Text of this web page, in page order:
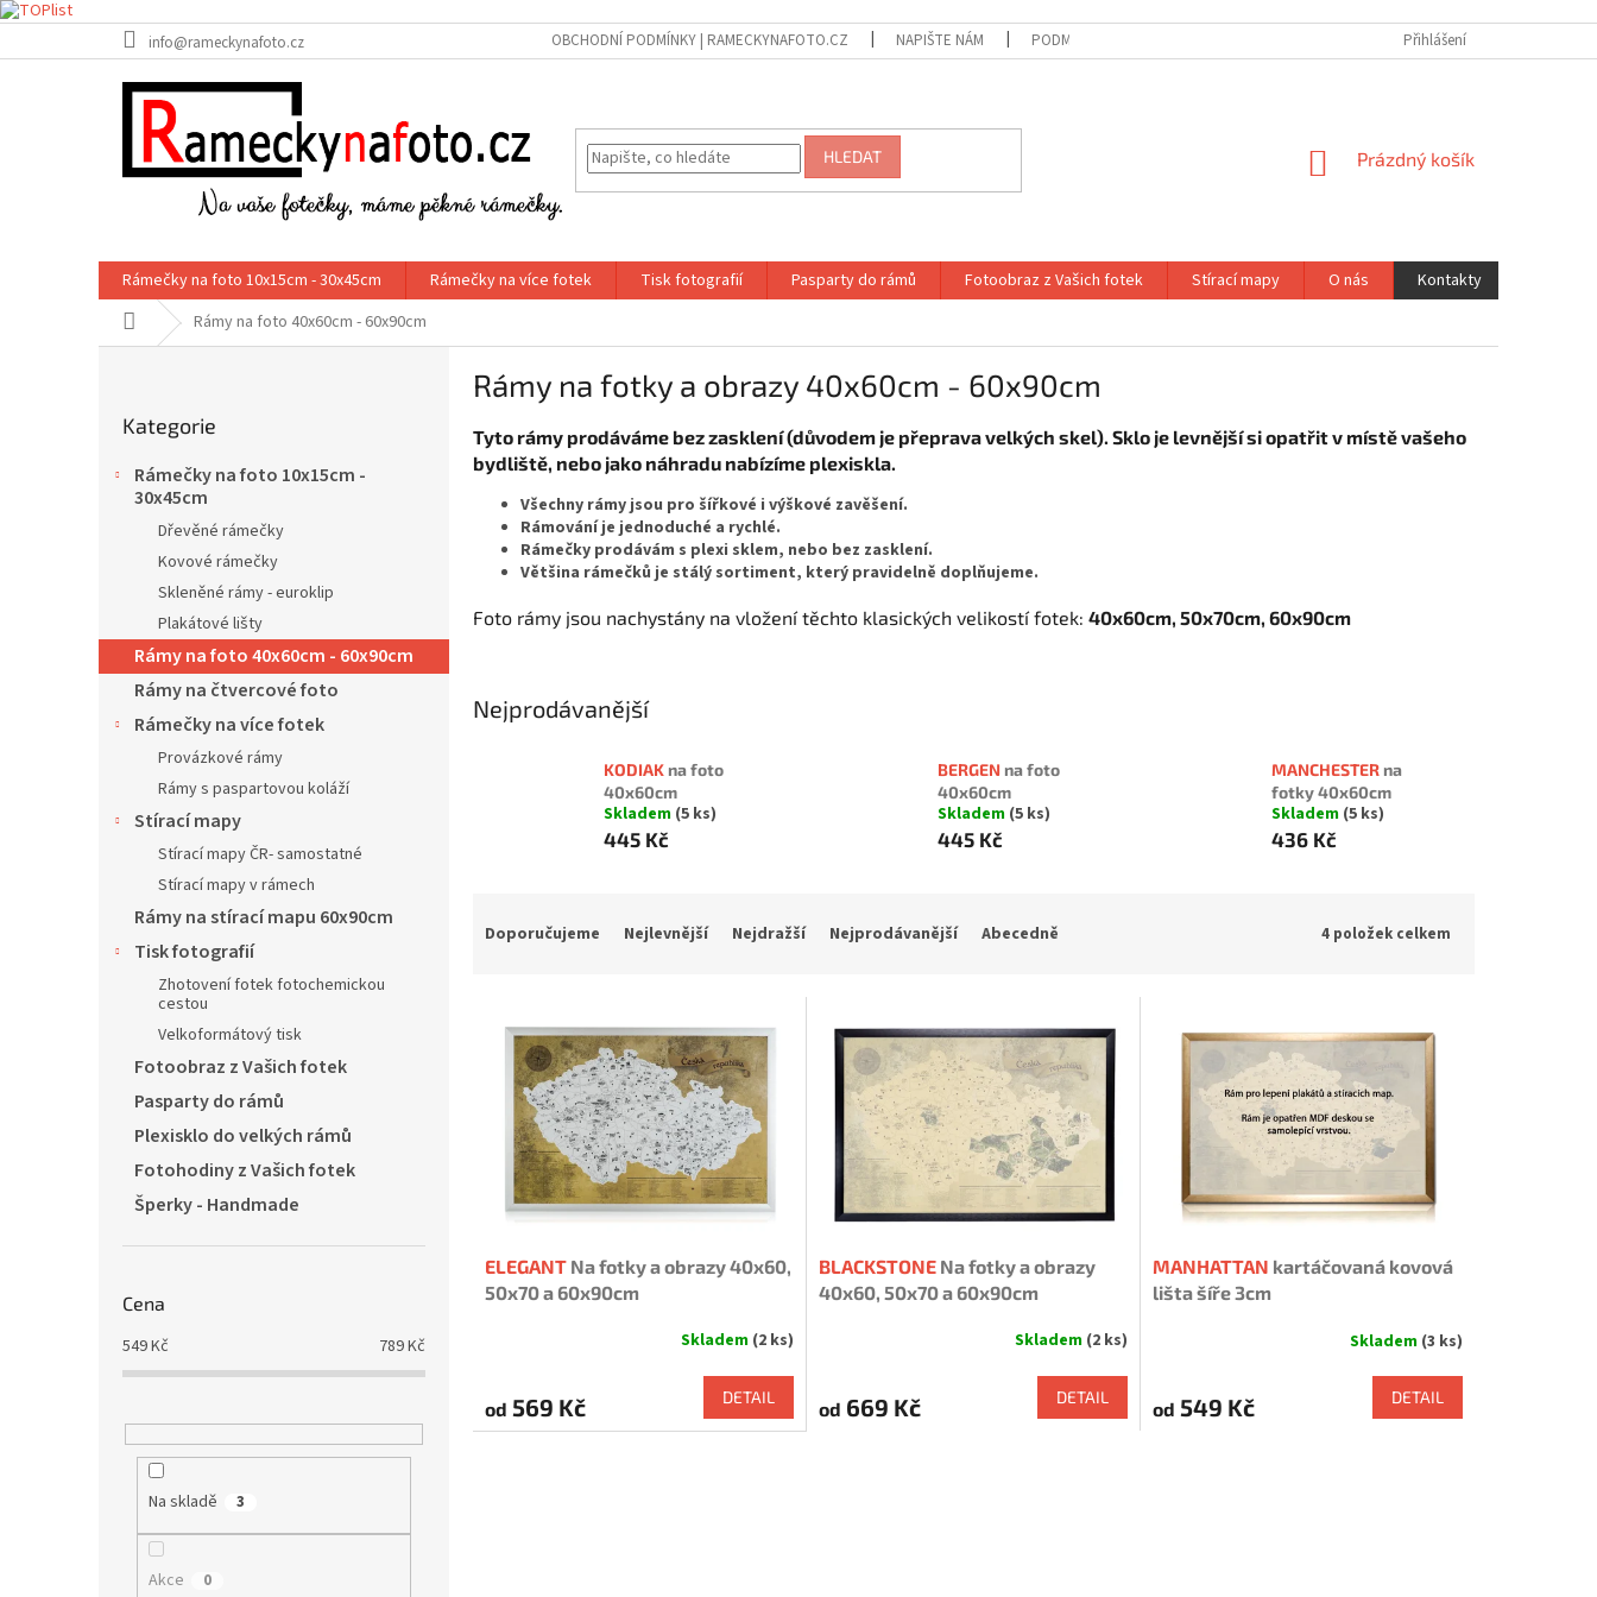
na
info@rameckynafoto.cz OBCHODNÍ PODMÍNKY | RAMECKYNAFOTO.CZ NAPIŠTE NÁM PODMÍNKY OCHRANY OSOBNÍCH ÚDAJŮ - GOOGLE PODMÍNKY OCHRANY
Přihlášení
HLEDAT
NÁKUPNÍ
Prázdný košík
Rámečky na foto 10x15cm - 30x45cm Rámečky na více fotek Tisk fotografií Pasparty do rámů Fotoobraz z Vašich fotek Stírací mapy O nás
Kontakty
Domů Rámy na foto 40x60cm - 60x90cm
n
e
kategorie
Kategorie
Rámečky na foto 10x15cm -
30x45cm
Dřevěné rámečky
Kovové rámečky
Skleněné rámy - euroklip
Plakátové lišty
Rámy na foto 40x60cm - 60x90cm
Rámy na čtvercové foto
Rámečky na více fotek
Provázkové rámy
Rámy s paspartovou koláží
Stírací mapy
Stírací mapy ČR- samostatné
Stírací mapy v rámech
Rámy na stírací mapu 60x90cm
Tisk fotografií
Zhotovení fotek fotochemickou
cestou
Velkoformátový tisk
Fotoobraz z Vašich fotek
Pasparty do rámů
Plexisklo do velkých rámů
Fotohodiny z Vašich fotek
Šperky - Handmade
Cena
549Kč 789Kč
Na skladě 3
Akce 0
Rámy na fotky a obrazy 40x60cm - 60x90cm
Tyto rámy prodáváme bez zasklení (důvodem je přeprava velkých skel). Sklo je levnější si opatřit v místě vašeho
bydliště, nebo jako náhradu nabízíme plexiskla.
Všechny rámy jsou pro šířkové i výškové zavěšení.
Rámování je jednoduché a rychlé.
Rámečky prodávám s plexi sklem, nebo bez zasklení.
Většina rámečků je stálý sortiment, který pravidelně doplňujeme.
Foto rámy jsou nachystány na vložení těchto klasických velikostí fotek: 40x60cm, 50x70cm, 60x90cm
Nejprodávanější
KODIAK na foto
40x60cm
Skladem (5 ks)
445 Kč
BERGEN na foto
40x60cm
Skladem (5 ks)
445 Kč
MANCHESTER na
fotky 40x60cm
Skladem (5 ks)
436 Kč
Doporučujeme Nejlevnější Nejdražší Nejprodávanější Abecedně 4 položek celkem
ELEGANT Na fotky a obrazy 40x60,
50x70 a 60x90cm
Skladem (2 ks)
od 569 Kč DETAIL
BLACKSTONE Na fotky a obrazy
40x60, 50x70 a 60x90cm
Skladem (2 ks)
od 669 Kč DETAIL
MANHATTAN kartáčovaná kovová
lišta šíře 3cm
Skladem (3 ks)
od 549 Kč DETAIL